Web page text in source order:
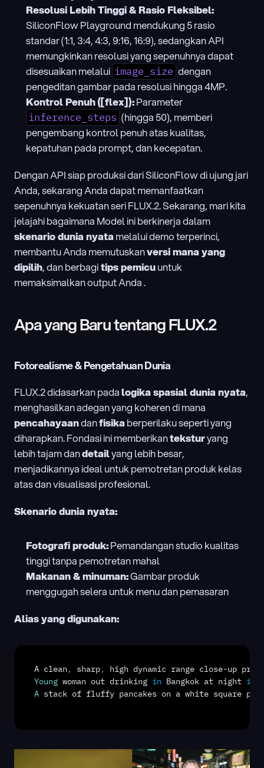
Resolusi Lebih Tinggi & Rasio Fleksibel:
SiliconFlow Playground mendukung 5 rasio
standar (1:1, 3:4, 4:3, 9:16, 16:9), sedangkan API
memungkinkan resolusi yang sepenuhnya dapat
disesuaikan melalui image_size dengan
pengeditan gambar pada resolusi hingga 4MP.
Kontrol Penuh ([flex]):
inference_steps (hingga 50), memberi
pengembang kontrol penuh atas kualitas,
kepatuhan pada prompt, dan kecepatan.
Dengan API siap produksi dari SiliconFlow di ujung jari
Anda, sekarang Anda dapat memanfaatkan
sepenuhnya kekuatan seri FLUX.2. Sekarang, mari kita
skenario dunia nyata melalui demo terperinci,
membantu Anda memutuskan versi mana yang
dipilih, dan berbagi tips pemicu untuk
memaksimalkan output Anda .
Apa yang Baru tentang FLUX.2
Fotorealisme & Pengetahuan Dunia
FLUX.2 didasarkan pada logika spasial dunia nyata,
pencahayaan dan fisika berperilaku seperti yang
diharapkan. Fondasi ini memberikan tekstur yang
lebih tajam dan detail yang lebih besar,
menjadikannya ideal untuk pemotretan produk kelas
atas dan visualisasi profesional.
Skenario dunia nyata:
Fotografi produk: Pemandangan studio kualitas
tinggi tanpa pemotretan mahal
Makanan & minuman: Gambar produk
menggugah selera untuk menu dan pemasaran
Alias yang digunakan:
A clean, sharp, high dynamic range close-up
Young woman out drinking in Bangkok at night in
A stack of fluffy pancakes on a white square